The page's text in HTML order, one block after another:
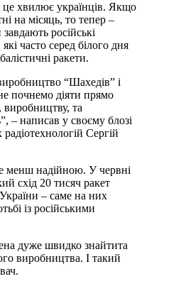
це хвилює українців. Якщо
на місяць, то тепер –
російські
часто серед білого дня
ракети.
“Шахедів” і
почнемо діяти прямо
виробництву, та
– написав у своєму блозі
радіотехнологій Сергій
менш надійною. У червні
схід 20 тисяч ракет
– саме на них
із російськими
дуже швидко знайтита
виробництва. І такий